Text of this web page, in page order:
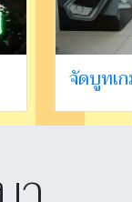
จัดบูทเ